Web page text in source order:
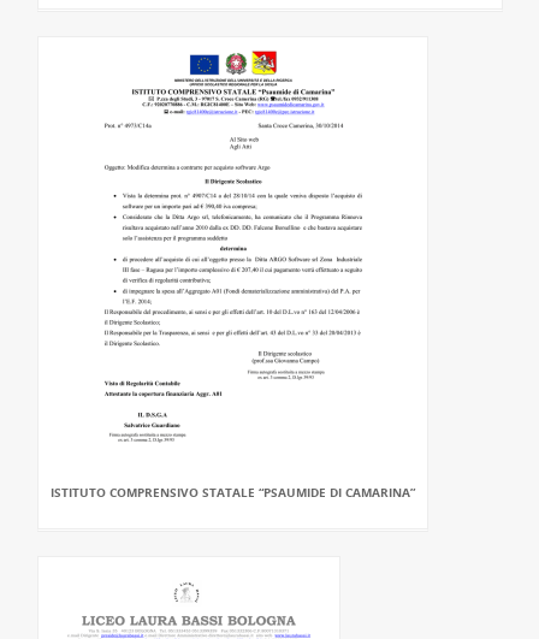
ISTITUTO COMPRENSIVO STATALE “PSAUMIDE DI CAMARINA”